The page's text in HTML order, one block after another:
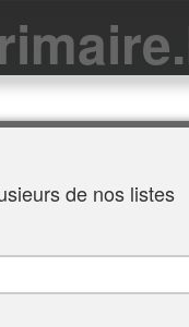
de nos listes